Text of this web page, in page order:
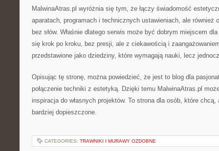
MalwinaAtras.pl wyróżnia się tym, że łączy świadomość
aparatach, programach i technicznych ustawieniach, ale również
bez słów. Właśnie dlatego serwis może być dobrym miejscem
się krok po kroku, bez presji, ale z ciekawością i
przedstawione jako dziedziny, które wymagają nauki, lecz
Opisując tę stronę, można powiedzieć, że jest to blog dla
połączenie techniki z estetyką. Dzięki temu MalwinaAtras.pl
inspiracja do własnych projektów. To strona dla osób, które
bardziej dopieszczone.
CATEGORIES: TRAWNIKI I MURAWY OZDOBNE